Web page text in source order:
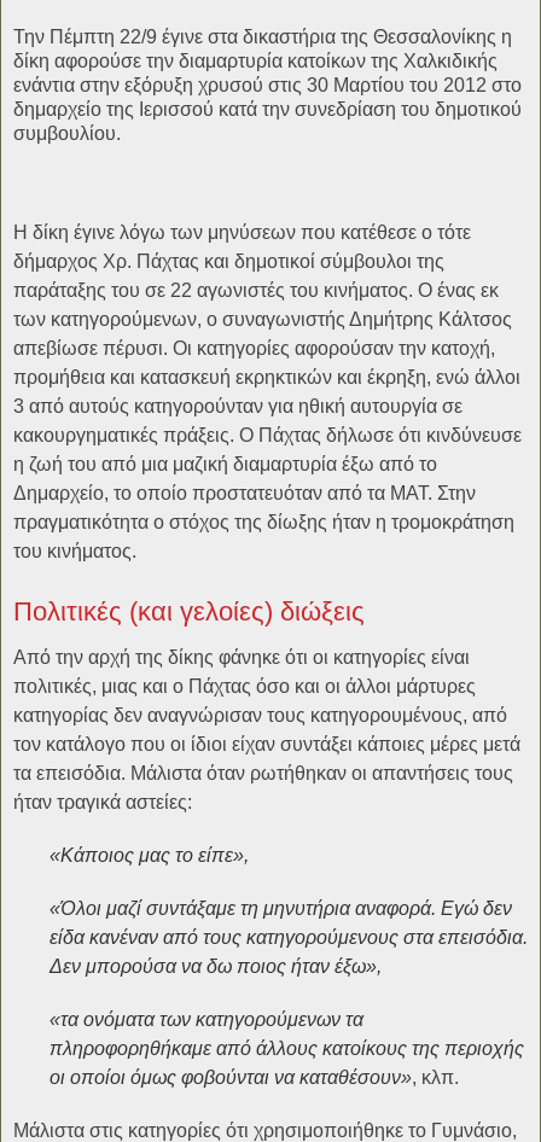
Την Πέμπτη 22/9 έγινε στα δικαστήρια της Θεσσαλονίκης η
δίκη αφορούσε την διαμαρτυρία κατοίκων της Χαλκιδικής
ενάντια στην εξόρυξη χρυσού στις 30 Μαρτίου του 2012 στο
δημαρχείο της Ιερισσού κατά την συνεδρίαση του δημοτικού
συμβουλίου.
Η δίκη έγινε λόγω των μηνύσεων που κατέθεσε ο τότε
δήμαρχος Χρ. Πάχτας και δημοτικοί σύμβουλοι της
παράταξης του σε 22 αγωνιστές του κινήματος. Ο ένας εκ
των κατηγορούμενων, ο συναγωνιστής Δημήτρης Κάλτσος
απεβίωσε πέρυσι. Οι κατηγορίες αφορούσαν την κατοχή,
προμήθεια και κατασκευή εκρηκτικών και έκρηξη, ενώ άλλοι
3 από αυτούς κατηγορούνταν για ηθική αυτουργία σε
κακουργηματικές πράξεις. Ο Πάχτας δήλωσε ότι κινδύνευσε
η ζωή του από μια μαζική διαμαρτυρία έξω από το
Δημαρχείο, το οποίο προστατευόταν από τα ΜΑΤ. Στην
πραγματικότητα ο στόχος της δίωξης ήταν η τρομοκράτηση
του κινήματος.
Πολιτικές (και γελοίες) διώξεις
Από την αρχή της δίκης φάνηκε ότι οι κατηγορίες είναι
πολιτικές, μιας και ο Πάχτας όσο και οι άλλοι μάρτυρες
κατηγορίας δεν αναγνώρισαν τους κατηγορουμένους, από
τον κατάλογο που οι ίδιοι είχαν συντάξει κάποιες μέρες μετά
τα επεισόδια. Μάλιστα όταν ρωτήθηκαν οι απαντήσεις τους
ήταν τραγικά αστείες:
«Κάποιος μας το είπε»,
«Όλοι μαζί συντάξαμε τη μηνυτήρια αναφορά. Εγώ δεν
είδα κανέναν από τους κατηγορούμενους στα επεισόδια.
Δεν μπορούσα να δω ποιος ήταν έξω»,
«τα ονόματα των κατηγορούμενων τα
πληροφορηθήκαμε από άλλους κατοίκους της περιοχής
οι οποίοι όμως φοβούνται να καταθέσουν», κλπ.
Μάλιστα στις κατηγορίες ότι χρησιμοποιήθηκε το Γυμνάσιο,